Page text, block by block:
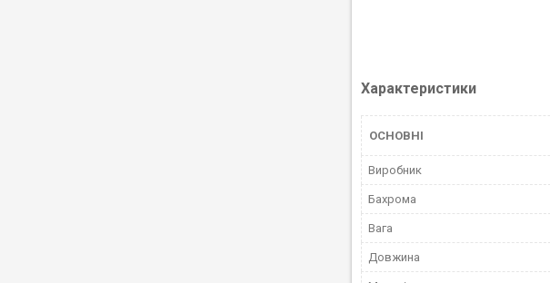
Характеристики
ОСНОВНІ
Виробник
Бахрома
Вага
Довжина